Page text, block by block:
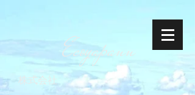
Ecoyapann
株式会社